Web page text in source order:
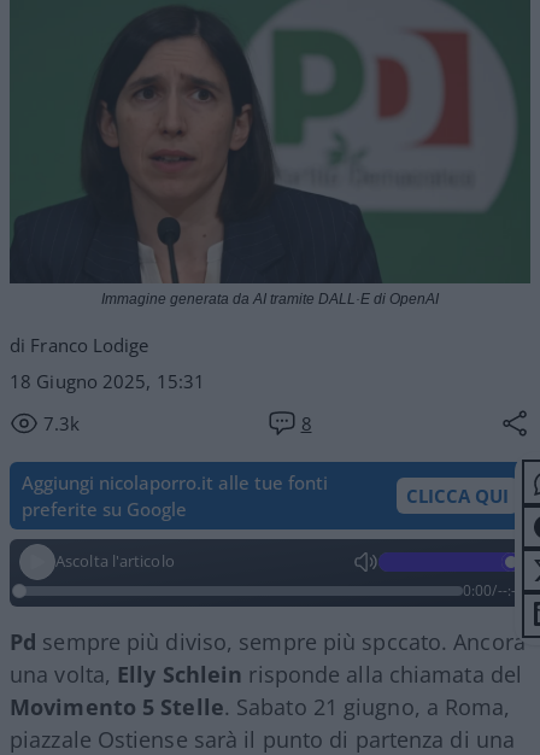
di Franco Lodige
18 Giugno 2025, 15:31
7.3k
8
Immagine generata da AI tramite DALL·E di OpenAI
Aggiungi nicolaporro.it alle tue fonti
preferite su Google
CLICCA QUI
Ascolta l'articolo
0:00/--:--
Pd sempre più diviso, sempre più spccato. Ancora
una volta, Elly Schlein risponde alla chiamata del
Movimento 5 Stelle. Sabato 21 giugno, a Roma,
piazzale Ostiense sarà il punto di partenza di una